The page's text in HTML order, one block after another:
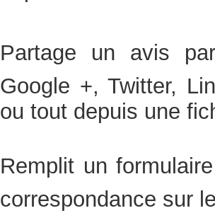
Partage un avis
Google +, Twitter,
ou tout depuis une
Remplit un
correspondance sur